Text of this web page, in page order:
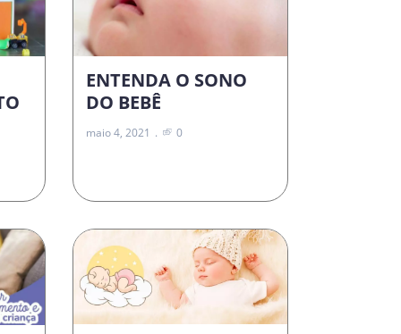
ENTENDA O SONO
DO BEBÊ
maio 4, 2021 0